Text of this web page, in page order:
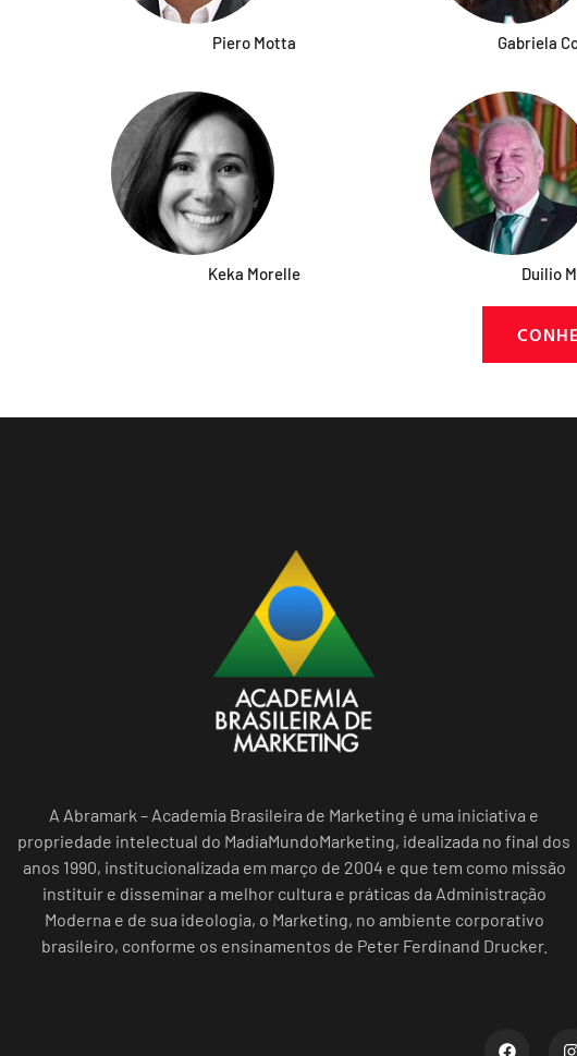
Piero Motta Gabriela
Keka Morelle Duilio
A Abramark – Academia Brasileira de Marketing é uma iniciativa e
propriedade intelectual do MadiaMundoMarketing, idealizada no final dos
anos 1990, institucionalizada em março de 2004 e que tem como missão
instituir e disseminar a melhor cultura e práticas da Administração
Moderna e de sua ideologia, o Marketing, no ambiente corporativo
brasileiro, conforme os ensinamentos de Peter Ferdinand Drucker.